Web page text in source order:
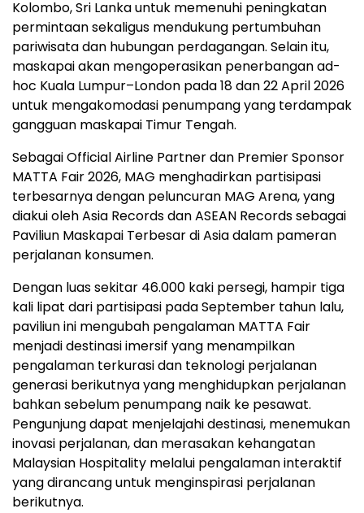
Kolombo, Sri Lanka untuk memenuhi peningkatan
permintaan sekaligus mendukung pertumbuhan
pariwisata dan hubungan perdagangan. Selain itu,
maskapai akan mengoperasikan penerbangan ad-
hoc Kuala Lumpur–London pada 18 dan 22 April 2026
untuk mengakomodasi penumpang yang terdampak
gangguan maskapai Timur Tengah.
Sebagai Official Airline Partner dan Premier Sponsor
MATTA Fair 2026, MAG menghadirkan partisipasi
terbesarnya dengan peluncuran MAG Arena, yang
diakui oleh Asia Records dan ASEAN Records sebagai
Paviliun Maskapai Terbesar di Asia dalam pameran
perjalanan konsumen.
Dengan luas sekitar 46.000 kaki persegi, hampir tiga
kali lipat dari partisipasi pada September tahun lalu,
paviliun ini mengubah pengalaman MATTA Fair
menjadi destinasi imersif yang menampilkan
pengalaman terkurasi dan teknologi perjalanan
generasi berikutnya yang menghidupkan perjalanan
bahkan sebelum penumpang naik ke pesawat.
Pengunjung dapat menjelajahi destinasi, menemukan
inovasi perjalanan, dan merasakan kehangatan
Malaysian Hospitality melalui pengalaman interaktif
yang dirancang untuk menginspirasi perjalanan
berikutnya.